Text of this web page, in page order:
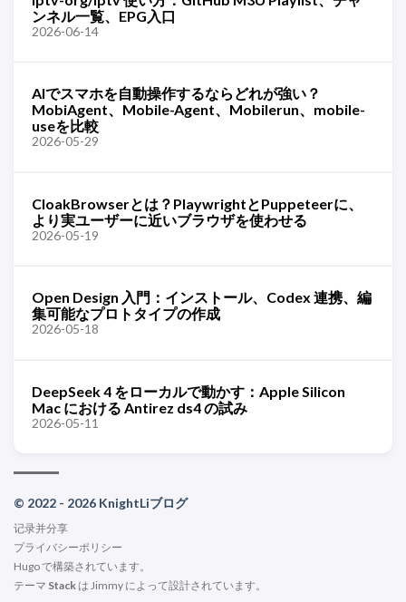
ンネル一覧、EPG入口
2026-06-14
AIでスマホを自動操作するならどれが強い？
MobiAgent、Mobile-Agent、Mobilerun、mobile-
useを比較
2026-05-29
CloakBrowserとは？PlaywrightとPuppeteerに、
より実ユーザーに近いブラウザを使わせる
2026-05-19
Open Design 入門：インストール、Codex 連携、編
集可能なプロトタイプの作成
2026-05-18
DeepSeek 4 をローカルで動かす：Apple Silicon
Mac における Antirez ds4 の試み
2026-05-11
© 2022 - 2026 KnightLiブログ
记录并分享
プライバシーポリシー
Hugoで構築されています。
テーマ Stack は Jimmy によって設計されています。